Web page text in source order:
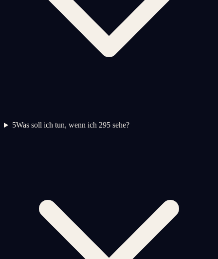
5Was soll ich tun, wenn ich 295 sehe?